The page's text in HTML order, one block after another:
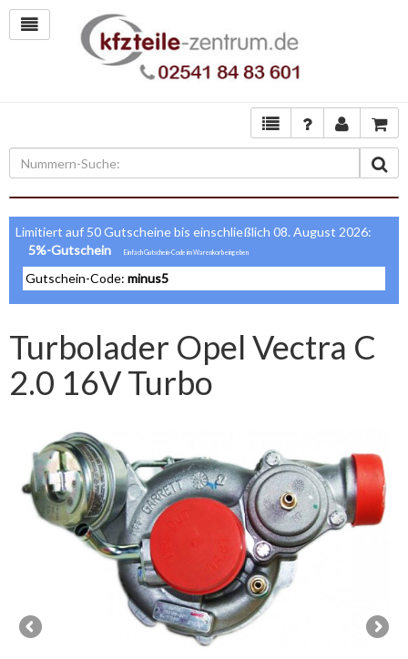
Limitiert auf 50 Gutscheine bis einschließlich 08. August 2026:
5%-Gutschein
Gutschein-Code: minus5
Turbolader Opel Vectra C
2.0 16V Turbo